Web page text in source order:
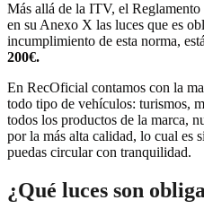
Más allá de la ITV, el
en su Anexo X las luces que es
incumplimiento de esta norma, está
200€.
En RecOficial contamos con la
todo tipo de vehículos: turismos,
todos los productos de la marca,
por la más alta calidad, lo cual es
puedas circular con tranquilidad.
¿Qué luces son